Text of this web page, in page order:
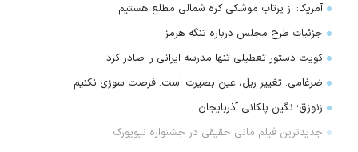
آمریکا: از پرتاب موشکی کره شمالی مطلع هستیم
جزئیات طرح مجلس درباره تنگه هرمز
کویت دستور تعطیلی تنها مدرسه ایرانی را صادر کرد
ضرغامی: تغییر ریل، عین بصیرت است. فرصت سوزی نکنیم
زنوزق؛ نگین پلکانی آذربایجان
جدیدترین فیلم مانی حقیقی در جشنواره نیویورک